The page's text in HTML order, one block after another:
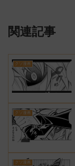
関連記事
クソ漫画
クソ漫画
クソ漫画